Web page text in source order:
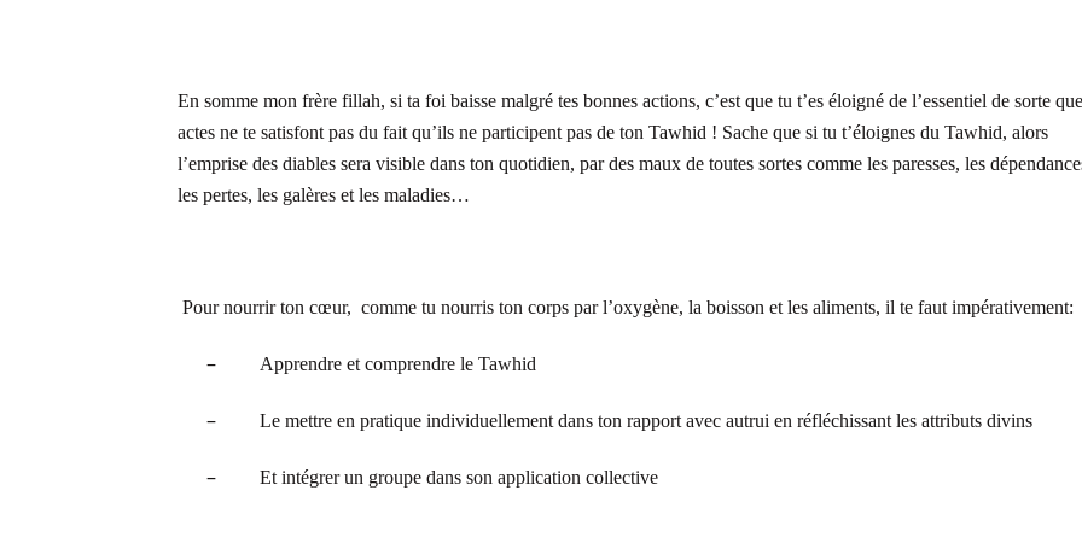
En somme mon frère fillah, si ta foi baisse malgré tes bonnes actions, c’est que tu t’es éloigné de l’essentiel de sorte
actes ne te satisfont pas du fait qu’ils ne participent pas de ton Tawhid ! Sache que si tu t’éloignes du Tawhid, alors
l’emprise des diables sera visible dans ton quotidien, par des maux de toutes sortes comme les paresses, les
les pertes, les galères et les maladies…
Pour nourrir ton cœur, comme tu nourris ton corps par l’oxygène, la boisson et les aliments, il te faut impérativement:
– Apprendre et comprendre le Tawhid
– Le mettre en pratique individuellement dans ton rapport avec autrui en réfléchissant les attributs divins
– Et intégrer un groupe dans son application collective